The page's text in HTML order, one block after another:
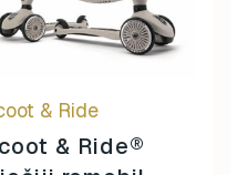
& Ride
& Ride®